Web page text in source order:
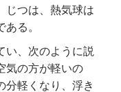
じつは、熱気球は
る。
い、次のように説
気の方が軽いの
分軽くなり、浮き